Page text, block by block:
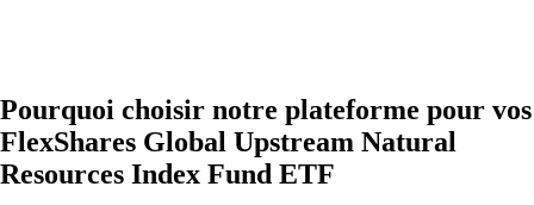
Pourquoi choisir notre plateforme pour vos
FlexShares Global Upstream Natural
Resources Index Fund ETF